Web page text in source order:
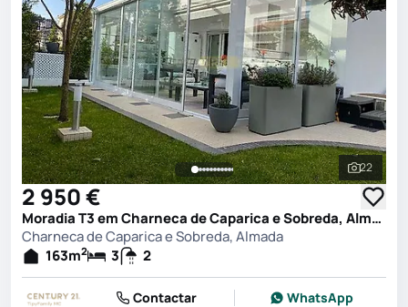
Ver
22
2 950 €
Moradia T3 em Charneca de Caparica e Sobreda, Almada
Charneca de Caparica e Sobreda, Almada
163m2 3 2
Contactar WhatsApp